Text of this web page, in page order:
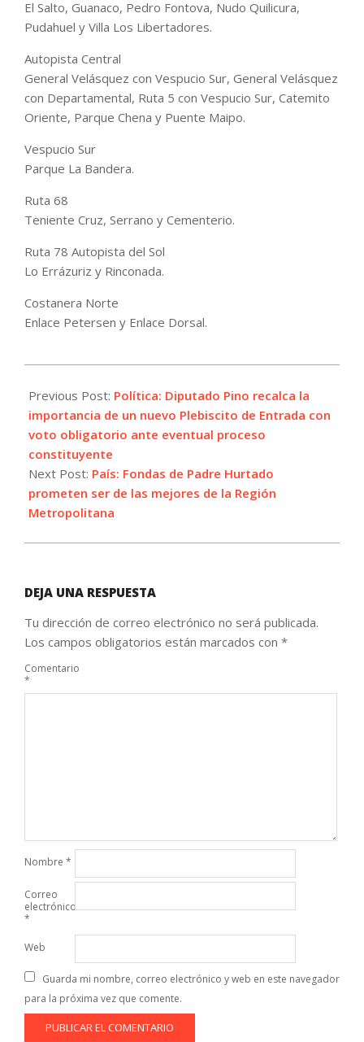
El Salto, Guanaco, Pedro Fontova, Nudo Quilicura,
Pudahuel y Villa Los Libertadores.
Autopista Central
General Velásquez con Vespucio Sur, General Velásquez
con Departamental, Ruta 5 con Vespucio Sur, Catemito
Oriente, Parque Chena y Puente Maipo.
Vespucio Sur
Parque La Bandera.
Ruta 68
Teniente Cruz, Serrano y Cementerio.
Ruta 78 Autopista del Sol
Lo Errázuriz y Rinconada.
Costanera Norte
Enlace Petersen y Enlace Dorsal.
09-
14
Previous Post: Política: Diputado Pino recalca la
importancia de un nuevo Plebiscito de Entrada con
voto obligatorio ante eventual proceso
constituyente
Next Post: País: Fondas de Padre Hurtado
prometen ser de las mejores de la Región
Metropolitana
DEJA UNA RESPUESTA
Tu dirección de correo electrónico no será publicada.
Los campos obligatorios están marcados con *
Comentario
*
Nombre *
Correo
electrónico
*
Web
Guarda mi nombre, correo electrónico y web en este navegador
para la próxima vez que comente.